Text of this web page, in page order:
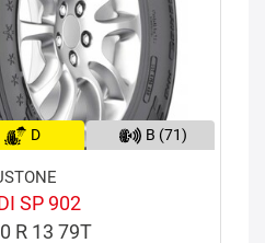
D B (71)
SP 902
R 13 79T